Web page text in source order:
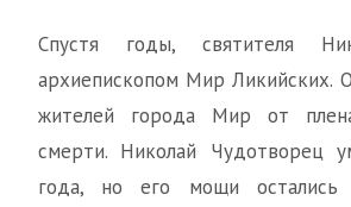
Спустя годы, святителя
архиепископом Мир Ликийских.
жителей города Мир от
смерти. Николай Чудотворец
года, но его мощи остались